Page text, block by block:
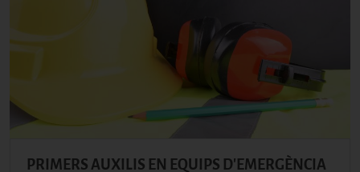
PRIMERS AUXILIS EN EQUIPS D'EMERGÈNCIA